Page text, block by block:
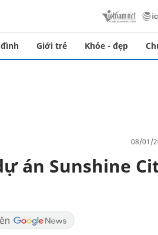
Giới trẻ Khỏe - đẹp
08/01/
án Sunshine